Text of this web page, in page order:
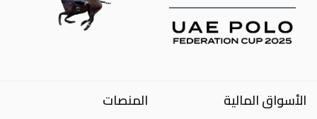
الأسواق المالية المنصات